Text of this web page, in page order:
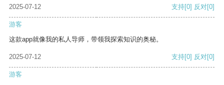
2025-07-12 支持[0] 反对[0]
游客
这款app就像我的私人导师，带领我探索知识的奥秘。
2025-07-12 支持[0] 反对[0]
游客